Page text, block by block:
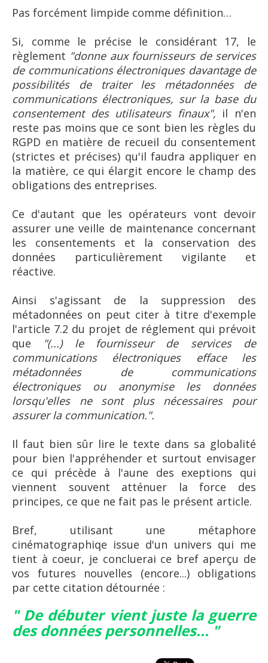
Pas forcément limpide comme définition…
Si, comme le précise le considérant 17, le
règlement "donne aux fournisseurs de services
de communications électroniques davantage de
possibilités de traiter les métadonnées de
communications électroniques, sur la base du
consentement des utilisateurs finaux", il n'en
reste pas moins que ce sont bien les règles du
RGPD en matière de recueil du consentement
(strictes et précises) qu'il faudra appliquer en
la matière, ce qui élargit encore le champ des
obligations des entreprises.
Ce d'autant que les opérateurs vont devoir
assurer une veille de maintenance concernant
les consentements et la conservation des
données particulièrement vigilante et
réactive.
Ainsi s'agissant de la suppression des
métadonnées on peut citer à titre d'exemple
l'article 7.2 du projet de réglement qui prévoit
que
"(...) le fournisseur de services de
communications électroniques efface les
métadonnées de communications
électroniques ou anonymise les données
lorsqu'elles ne sont plus nécessaires pour
assurer la communication.".
Il faut bien sûr lire le texte dans sa globalité
pour bien l'appréhender et surtout envisager
ce qui précède à l'aune des exeptions qui
viennent souvent atténuer la force des
principes, ce que ne fait pas le présent article.
Bref, utilisant une métaphore
cinématographiqe issue d'un univers qui me
tient à coeur, je concluerai ce bref aperçu de
vos futures nouvelles (encore...) obligations
par cette citation détournée :
" De débuter vient juste la guerre
des données personnelles... "